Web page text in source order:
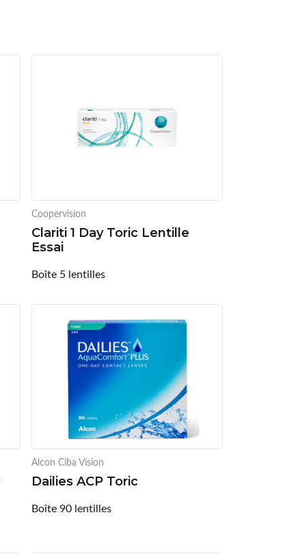
Coopervision
Clariti 1 Day Toric Lentille
Essai
Boîte 5 lentilles
Alcon Ciba Vision
Dailies ACP Toric
Boîte 90 lentilles